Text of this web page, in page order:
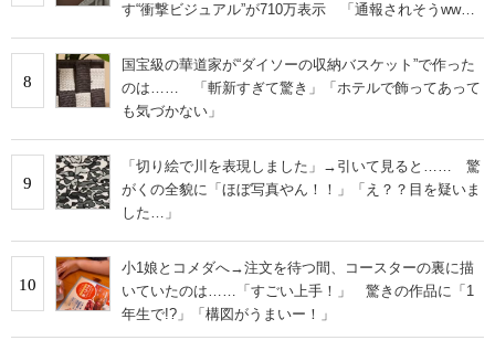
す“衝撃ビジュアル”が710万表示 「通報されそうww」
8
国宝級の華道家が“ダイソーの収納バスケット”で作った
のは…… 「斬新すぎて驚き」「ホテルで飾ってあって
も気づかない」
9
「切り絵で川を表現しました」→引いて見ると…… 驚
がくの全貌に「ほぼ写真やん！！」「え？？目を疑いま
した…」
10
小1娘とコメダへ→注文を待つ間、コースターの裏に描
いていたのは……「すごい上手！」 驚きの作品に「1
年生で!?」「構図がうまいー！」